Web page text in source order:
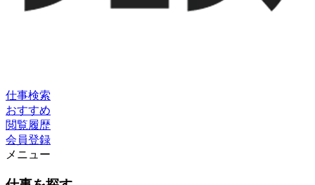
仕事検索
おすすめ
閲覧履歴
会員登録
メニュー